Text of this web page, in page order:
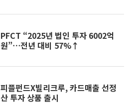
PFCT “2025년 법인 투자 6002억
원”⋯전년 대비 57%↑
피플펀드X빌리크루, 카드매출 선정
산 투자 상품 출시